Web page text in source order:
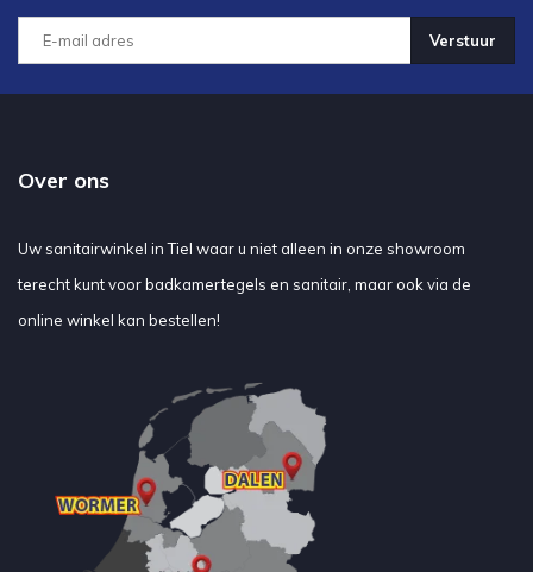
Verstuur
Over ons
Uw sanitairwinkel in Tiel waar u niet alleen in onze showroom
terecht kunt voor badkamertegels en sanitair, maar ook via de
online winkel kan bestellen!